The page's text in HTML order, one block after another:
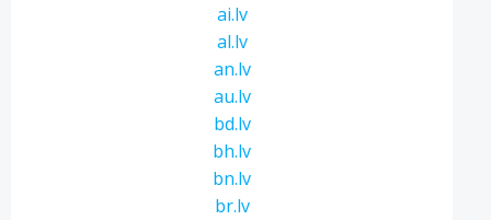
ai.lv
al.lv
an.lv
au.lv
bd.lv
bh.lv
bn.lv
br.lv